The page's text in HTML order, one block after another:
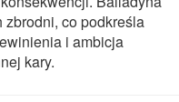
zbrodni, co podkreśla
i ambicja
kary.